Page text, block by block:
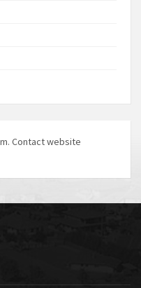
Contact website